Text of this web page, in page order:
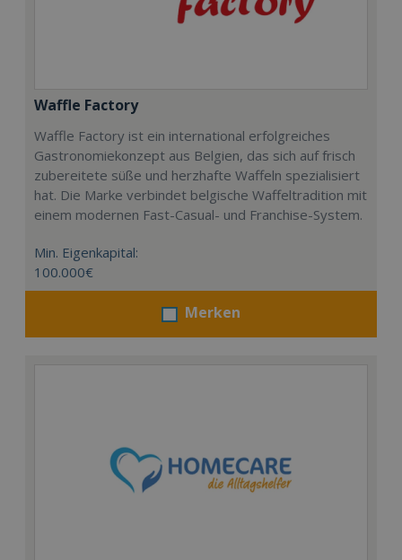
Waffle Factory
Waffle Factory ist ein international erfolgreiches
Gastronomiekonzept aus Belgien, das sich auf frisch
zubereitete süße und herzhafte Waffeln spezialisiert
hat. Die Marke verbindet belgische Waffeltradition mit
einem modernen Fast-Casual- und Franchise-System.
Min. Eigenkapital:
100.000€
Merken